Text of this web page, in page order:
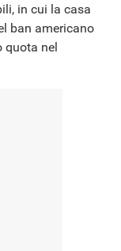
in cui la casa
ban americano
quota nel